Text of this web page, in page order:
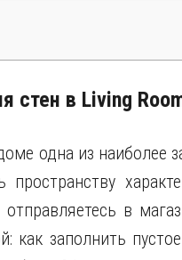
стен в Living
одна из наиболее
пространству
в
как заполнить